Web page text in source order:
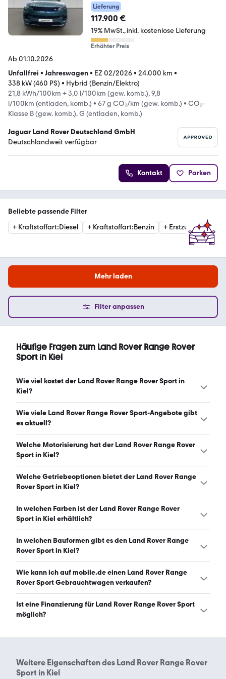
Lieferung
117.900 €
19% MwSt. inkl. kostenlose Lieferung
Erhöhter Preis
Ab 01.10.2026
Unfallfrei • Jahreswagen• EZ 02/2026• 24.000 km •
338 kW (460 PS) • Hybrid (Benzin/Elektro)
21,8 kWh/100km + 3,0 l/100km (gew. komb.), 9,8
l/100km (entladen, komb.) • 67 g CO₂/km (gew. komb.) • CO₂-
Klasse B (gew. komb.), G (entladen, komb.)
Jaguar Land Rover Deutschland GmbH
Deutschlandweit verfügbar
Kontakt Parken
Beliebte passende Filter
+ Kraftstoffart:Diesel + Kraftstoffart:Benzin + Erstzulassung
Mehr laden
Filter anpassen
Häufige Fragen zum Land Rover Range Rover
Sport in Kiel
Wie viel kostet der Land Rover Range Rover Sport in
Kiel?
Ein guter Preis für einen Land Rover Range Rover Sport in
Kiel liegt zwischen 48.174 € und 134.490 €. (Stand:
Wie viele Land Rover Range Rover Sport-Angebote gibt
es aktuell?
Es gibt insgesamt 32 Land Rover Range Rover Sport bei
mobile.de, davon 30 Gebraucht- und 2 Neuwagen.
Welche Motorisierung hat der Land Rover Range Rover
Sport in Kiel?
Der Land Rover Range Rover Sport in Kiel hat Leistungen
zwischen 249 und 635 PS. (Stand: 6.8.2026)
Welche Getriebeoptionen bietet der Land Rover Range
Rover Sport in Kiel?
Der Land Rover Range Rover Sport in Kiel ist mit
automatischem Getriebe erhältlich. (Stand: 6.8.2026)
In welchen Farben ist der Land Rover Range Rover
Sport in Kiel erhältlich?
Den Land Rover Range Rover Sport in Kiel gibt es in
folgenden Farben: grau, schwarz, grün, blau, weiß, braun,
6.8.2026)
In welchen Bauformen gibt es den Land Rover Range
Rover Sport in Kiel?
Den Land Rover Range Rover Sport in Kiel gibt es in
folgenden Bauformen: SUV. (Stand: 6.8.2026)
Wie kann ich auf mobile.de einen Land Rover Range
Rover Sport Gebrauchtwagen verkaufen?
Alle Informationen zum Verkauf an mobile.de-
Ankaufstationen oder per Inserat auf mobile.de gibt es
Ist eine Finanzierung für Land Rover Range Rover Sport
möglich?
jeweiligen Angebotsseite berechnet werden.
Weitere Eigenschaften des Land Rover Range Rover
Sport in Kiel